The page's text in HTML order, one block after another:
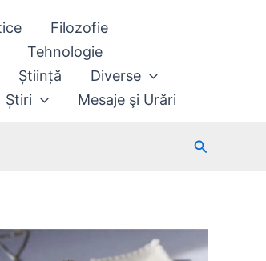
Filozofie
Tehnologie
Știință
Diverse
Știri Mesaje şi Urări
Search